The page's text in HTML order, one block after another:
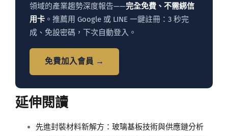
領域的產業趨勢深度報告——完全免費、不需綁信
用卡。推薦用 Google 或 LINE 一鍵註冊：3 秒完
成、免設密碼，下次自動登入。
免費加入會員 →
延伸閱讀
先進封裝材料新解方：玻璃基板技術與供應鏈分析